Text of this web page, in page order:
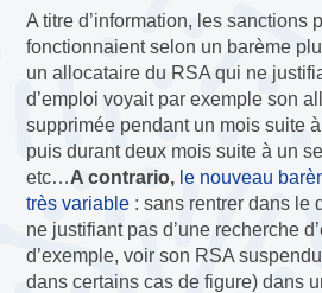
A titre d’information, les sanctions
fonctionnaient selon un barème
un allocataire du RSA qui ne
d’emploi voyait par exemple son
supprimée pendant un mois suite
puis durant deux mois suite à un
etc…A contrario, le nouveau
très variable : sans rentrer dans le
ne justifiant pas d’une recherche
d’exemple, voir son RSA
dans certains cas de figure) dans